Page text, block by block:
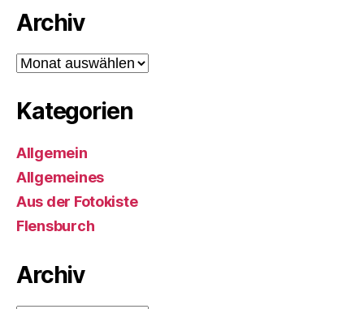
Archiv
Archiv
Kategorien
Allgemein
Allgemeines
Aus der Fotokiste
Flensburch
Archiv